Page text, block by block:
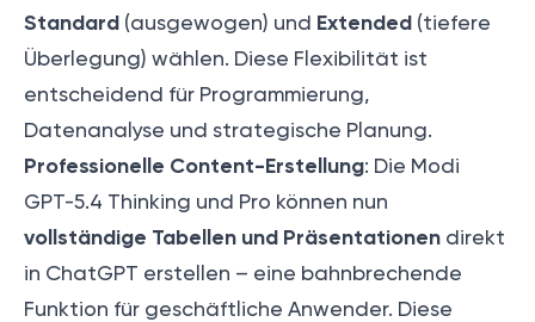
Standard (ausgewogen) und Extended (tiefere
Überlegung) wählen. Diese Flexibilität ist
entscheidend für Programmierung,
Datenanalyse und strategische Planung.
Professionelle Content-Erstellung: Die Modi
GPT-5.4 Thinking und Pro können nun
vollständige Tabellen und Präsentationen direkt
in ChatGPT erstellen – eine bahnbrechende
Funktion für geschäftliche Anwender. Diese